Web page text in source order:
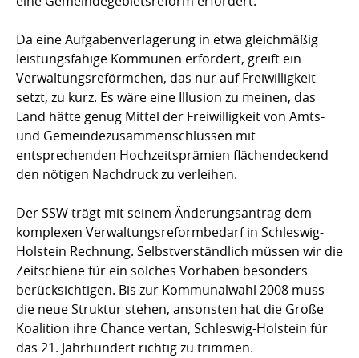
Da eine Aufgabenverlagerung in etwa gleichmäßig
leistungsfähige Kommunen erfordert, greift ein
Verwaltungsreförmchen, das nur auf Freiwilligkeit
setzt, zu kurz. Es wäre eine Illusion zu meinen, das
Land hätte genug Mittel der Freiwilligkeit von Amts-
und Gemeindezusammenschlüssen mit
entsprechenden Hochzeitsprämien flächendeckend
den nötigen Nachdruck zu verleihen.
Der SSW trägt mit seinem Änderungsantrag dem
komplexen Verwaltungsreformbedarf in Schleswig-
Holstein Rechnung. Selbstverständlich müssen wir die
Zeitschiene für ein solches Vorhaben besonders
berücksichtigen. Bis zur Kommunalwahl 2008 muss
die neue Struktur stehen, ansonsten hat die Große
Koalition ihre Chance vertan, Schleswig-Holstein für
das 21. Jahrhundert richtig zu trimmen.